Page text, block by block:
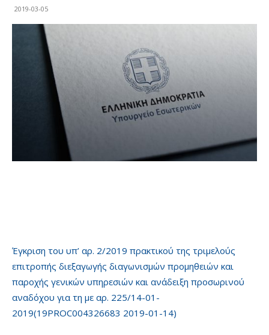
2019-03-05
Έγκριση του υπ’ αρ. 2/2019 πρακτικού της τριμελούς
επιτροπής διεξαγωγής διαγωνισμών προμηθειών και
παροχής γενικών υπηρεσιών και ανάδειξη προσωρινού
αναδόχου για τη με αρ. 225/14-01-
2019(19PROC004326683 2019-01-14)